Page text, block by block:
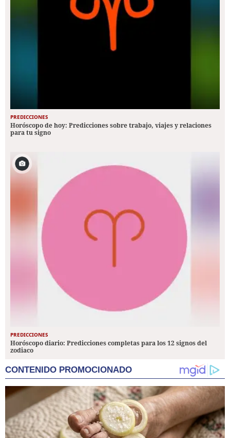
PREDICCIONES
Horóscopo de hoy: Predicciones sobre trabajo, viajes y relaciones
para tu signo
PREDICCIONES
Horóscopo diario: Predicciones completas para los 12 signos del
zodiaco
CONTENIDO PROMOCIONADO